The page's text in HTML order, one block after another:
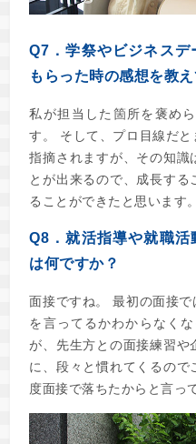
Q7．学祭やビジネス
もらった時の感想を教え
私が担当した箇所を褒め
す。 そして、プロ目線だ
指摘されますが、その知識
とが出来るので、成長する
ることができたと思います。
Q8．就活指導や就職活
は何ですか？
面接ですね。 最初の面接
を言ってるかわからなく
が、先生方との面接練習や
に、段々と慣れてくるので
度面接で落ちたからと言っ